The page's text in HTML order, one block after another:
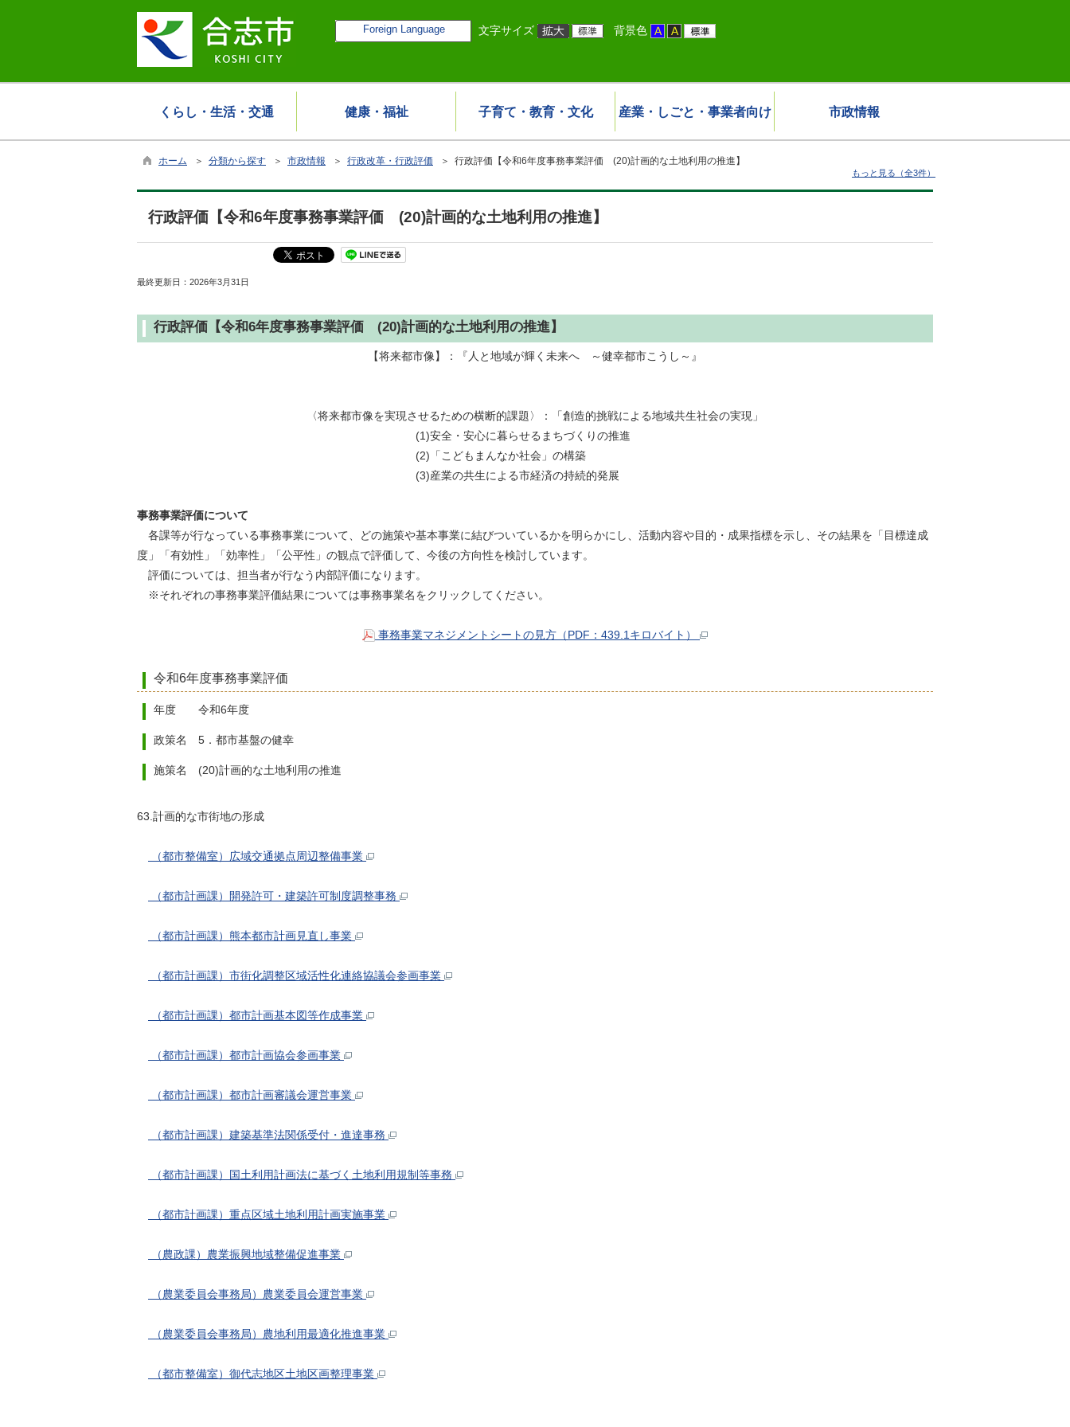
Foreign Language 文字サイズ 背景色
くらし・生活・交通 健康・福祉 子育て・教育・文化 産業・しごと・事業者向け 市政情報
ホーム ＞ 分類から探す ＞ 市政情報 ＞ 行政改革・行政評価 ＞ 行政評価【令和6年度事務事業評価 (20)計画的な土地利用の推進】
もっと見る（全3件）
行政評価【令和6年度事務事業評価 (20)計画的な土地利用の推進】
最終更新日： 2026年3月31日
行政評価【令和6年度事務事業評価 (20)計画的な土地利用の推進】
【将来都市像】：『人と地域が輝く未来へ ～健幸都市こうし～』
〈将来都市像を実現させるための横断的課題〉：「創造的挑戦による地域共生社会の実現」
(1)安全・安心に暮らせるまちづくりの推進
(2)「こどもまんなか社会」の構築
(3)産業の共生による市経済の持続的発展
事務事業評価について
各課等が行なっている事務事業について、どの施策や基本事業に結びついているかを明らかにし、活動内容や目的・成果指標を示し、その結果を「目標達成
度」「有効性」「効率性」「公平性」の観点で評価して、今後の方向性を検討しています。
評価については、担当者が行なう内部評価になります。
※それぞれの事務事業評価結果については事務事業名をクリックしてください。
事務事業マネジメントシートの見方（PDF：439.1キロバイト）
令和6年度事務事業評価
年度 令和6年度
政策名 5．都市基盤の健幸
施策名 (20)計画的な土地利用の推進
63.計画的な市街地の形成
（都市整備室）広域交通拠点周辺整備事業
（都市計画課）開発許可・建築許可制度調整事務
（都市計画課）熊本都市計画見直し事業
（都市計画課）市街化調整区域活性化連絡協議会参画事業
（都市計画課）都市計画基本図等作成事業
（都市計画課）都市計画協会参画事業
（都市計画課）都市計画審議会運営事業
（都市計画課）建築基準法関係受付・進達事務
（都市計画課）国土利用計画法に基づく土地利用規制等事務
（都市計画課）重点区域土地利用計画実施事業
（農政課）農業振興地域整備促進事業
（農業委員会事務局）農業委員会運営事業
（農業委員会事務局）農地利用最適化推進事業
（都市整備室）御代志地区土地区画整理事業